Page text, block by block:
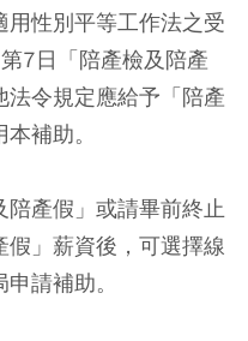
用性別平等工作法之受
7日「陪產檢及陪產
令規定應給予「陪產
補助。
陪產假」或請畢前終止
」薪資後，可選擇線
請補助。